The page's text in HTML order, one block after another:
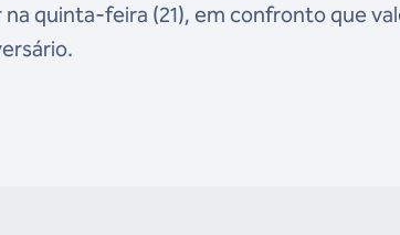
quinta-feira (21), em confronto que